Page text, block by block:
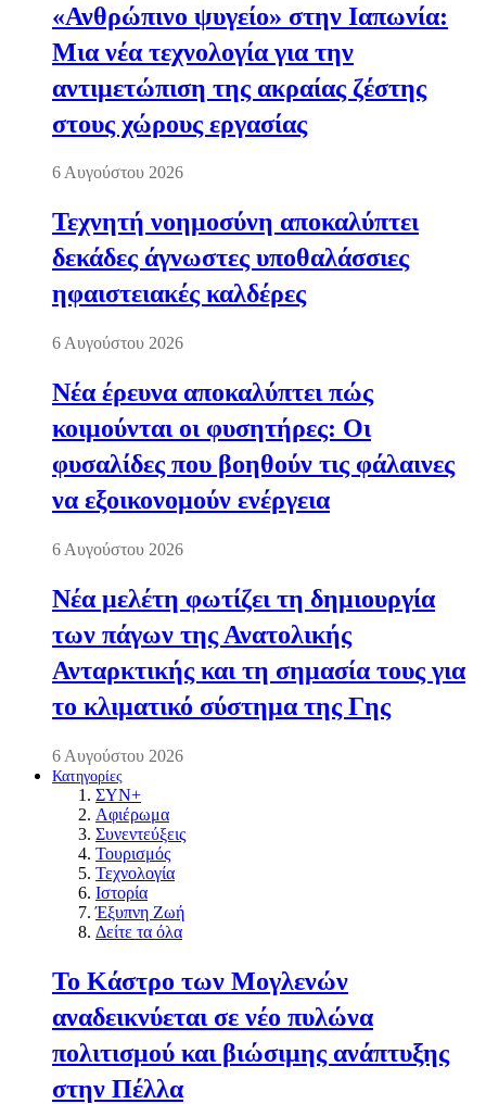
«Ανθρώπινο ψυγείο» στην Ιαπωνία:
Μια νέα τεχνολογία για την
αντιμετώπιση της ακραίας ζέστης
στους χώρους εργασίας
6 Αυγούστου 2026
Τεχνητή νοημοσύνη αποκαλύπτει
δεκάδες άγνωστες υποθαλάσσιες
ηφαιστειακές καλδέρες
6 Αυγούστου 2026
Νέα έρευνα αποκαλύπτει πώς
κοιμούνται οι φυσητήρες: Οι
φυσαλίδες που βοηθούν τις φάλαινες
να εξοικονομούν ενέργεια
6 Αυγούστου 2026
Νέα μελέτη φωτίζει τη δημιουργία
των πάγων της Ανατολικής
Ανταρκτικής και τη σημασία τους για
το κλιματικό σύστημα της Γης
6 Αυγούστου 2026
Κατηγορίες
ΣΥΝ+
Αφιέρωμα
Συνεντεύξεις
Τουρισμός
Τεχνολογία
Ιστορία
Έξυπνη Ζωή
Δείτε τα όλα
Το Κάστρο των Μογλενών
αναδεικνύεται σε νέο πυλώνα
πολιτισμού και βιώσιμης ανάπτυξης
στην Πέλλα